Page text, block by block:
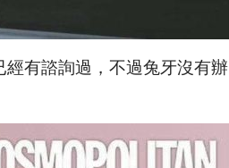
有諮詢過，不過兔牙沒有辦